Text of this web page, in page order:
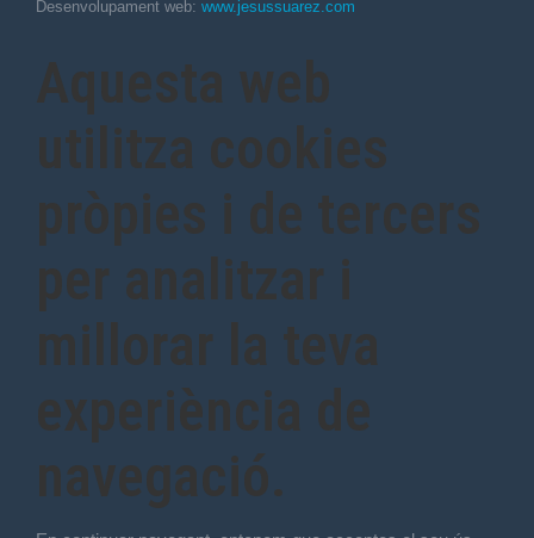
Desenvolupament web: www.jesussuarez.com
Aquesta web
utilitza cookies
pròpies i de tercers
per analitzar i
millorar la teva
experiència de
navegació.